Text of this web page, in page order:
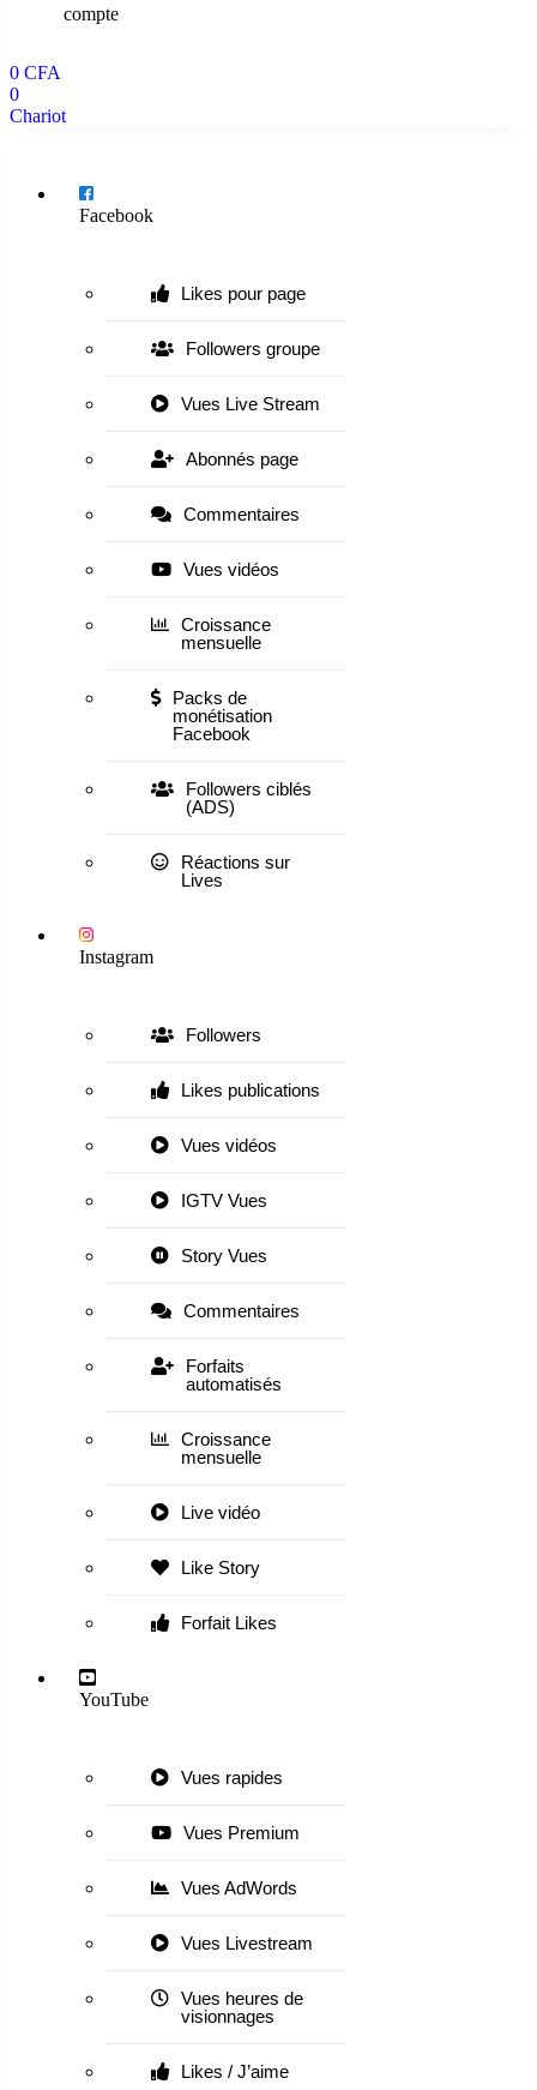
compte
0 CFA
0
Chariot
Facebook
Likes pour page
Followers groupe
Vues Live Stream
Abonnés page
Commentaires
Vues vidéos
Croissance
mensuelle
Packs de
monétisation
Facebook
Followers ciblés
(ADS)
Réactions sur
Lives
Instagram
Followers
Likes publications
Vues vidéos
IGTV Vues
Story Vues
Commentaires
Forfaits
automatisés
Croissance
mensuelle
Live vidéo
Like Story
Forfait Likes
YouTube
Vues rapides
Vues Premium
Vues AdWords
Vues Livestream
Vues heures de
visionnages
Likes / J’aime